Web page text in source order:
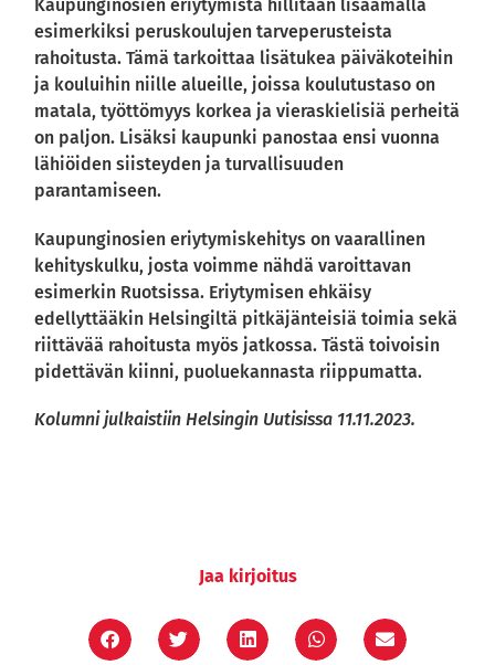
Kaupunginosien eriytymistä hillitään lisäämällä
esimerkiksi peruskoulujen tarveperusteista
rahoitusta. Tämä tarkoittaa lisätukea päiväkoteihin
ja kouluihin niille alueille, joissa koulutustaso on
matala, työttömyys korkea ja vieraskielisiä perheitä
on paljon. Lisäksi kaupunki panostaa ensi vuonna
lähiöiden siisteyden ja turvallisuuden
parantamiseen.
Kaupunginosien eriytymiskehitys on vaarallinen
kehityskulku, josta voimme nähdä varoittavan
esimerkin Ruotsissa. Eriytymisen ehkäisy
edellyttääkin Helsingiltä pitkäjänteisiä toimia sekä
riittävää rahoitusta myös jatkossa. Tästä toivoisin
pidettävän kiinni, puoluekannasta riippumatta.
Kolumni julkaistiin Helsingin Uutisissa 11.11.2023.
Jaa kirjoitus